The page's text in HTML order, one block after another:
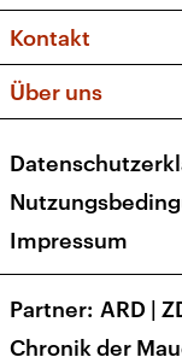
Kakadu –
FAQ
Apps
Newsletter
Kontakt
Social
Über uns
Presse
Karriere
Transparenz
Impressum
Partner ARD |
Chronik der